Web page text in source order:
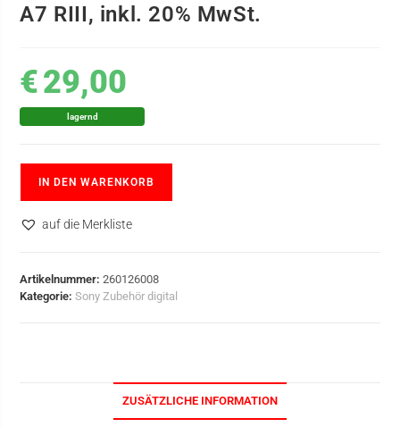
A7 RIII, inkl. 20% MwSt.
€29,00
lagernd
IN DEN WARENKORB
auf die Merkliste
Artikelnummer:260126008
Kategorie:Sony Zubehör digital
ZUSÄTZLICHE INFORMATION